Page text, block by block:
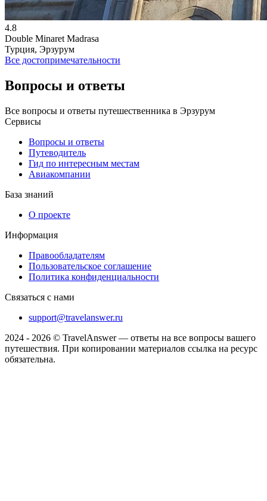
4.8
Double Minaret Madrasa
Турция, Эрзурум
Все достопримечательности
Вопросы и ответы
Все вопросы и ответы путешественника в Эрзурум
Сервисы
Вопросы и ответы
Путеводитель
Гид по интересным местам
Авиакомпании
База знаний
О проекте
Информация
Правообладателям
Пользовательское соглашение
Политика конфиденциальности
Связаться с нами
support@travelanswer.ru
2024 - 2026 © TravelAnswer — ответы на все вопросы вашего
путешествия. При копировании материалов ссылка на ресурс
обязательна.